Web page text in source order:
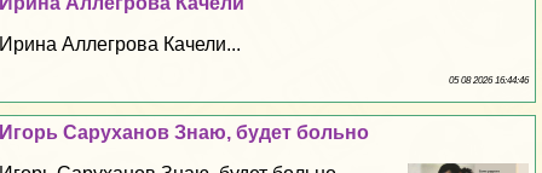
Ирина Аллегрова Качели...
05 08 2026 16:44:46
Игорь Саруханов Знаю, будет больно